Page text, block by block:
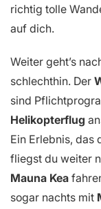
richtig tolle
auf dich.
Weiter geht’s
schlechthin. Der
sind
Helikopterflug
Ein Erlebnis, das
fliegst du weiter
Mauna Kea
sogar nachts mit